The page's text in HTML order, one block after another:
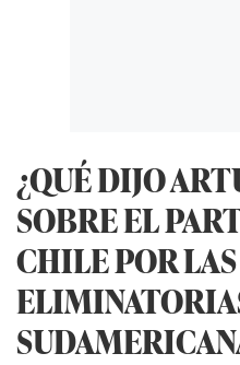
¿QUÉ DIJO
SOBRE EL
CHILE POR LAS